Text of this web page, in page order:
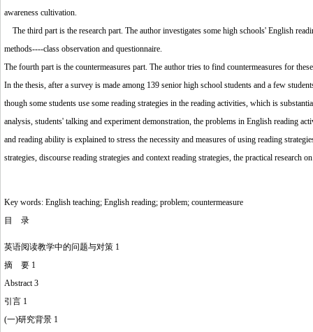
awareness cultivation.
The third part is the research part. The author investigates some high schools' English
methods----class observation and questionnaire.
The fourth part is the countermeasures part. The author tries to find countermeasures for
In the thesis, after a survey is made among 139 senior high school students and a few
though some students use some reading strategies in the reading activities, which is
analysis, students' talking and experiment demonstration, the problems in English reading
and reading ability is explained to stress the necessity and measures of using reading
strategies, discourse reading strategies and context reading strategies, the practical
Key words: English teaching; English reading; problem; countermeasure
目 录
英语阅读教学中的问题与对策 1
摘 要 1
Abstract 3
引言 1
(一)研究背景 1